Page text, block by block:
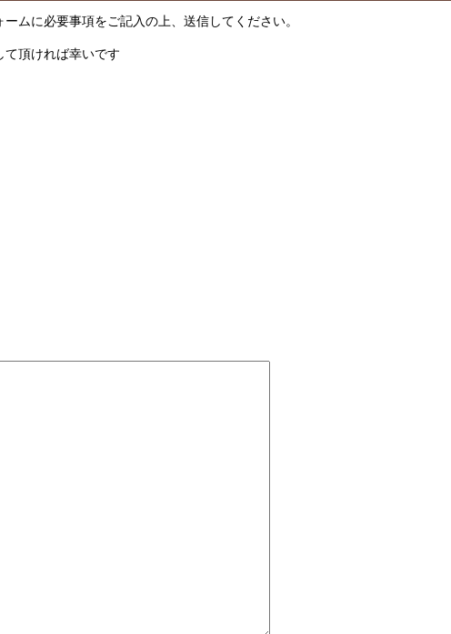
ムに必要事項をご記入の上、送信してください。
頂ければ幸いです